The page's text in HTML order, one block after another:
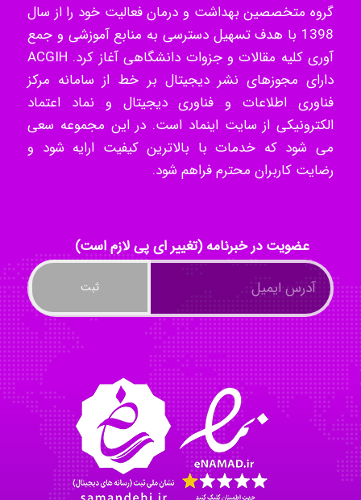
k.aryan
ilhan200
Radman Amini
akhtar shahsavandi
kimiya zirakpoor
گروه متخصصین بهداشت و درمان فعالیت خود را از سال
1398 با هدف تسهیل دسترسی به منابع آموزشی و جمع
آوری کلیه مقالات و جزوات دانشگاهی آغاز کرد. ACGIH
دارای مجوزهای نشر دیجیتال بر خط از سامانه مرکز
فناوری اطلاعات و فناوری دیجیتال و نماد اعتماد
الکترونیکی از سایت اینماد است. در این مجموعه سعی
می شود که خدمات با بالاترین کیفیت ارایه شود و
رضایت کاربران محترم فراهم شود.
عضویت در خبرنامه (تغییر ای پی لازم است)